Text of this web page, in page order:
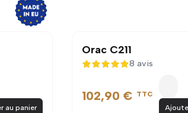
au panier
Orac C211
5 sur 5
8 avis
102,90 € TTC